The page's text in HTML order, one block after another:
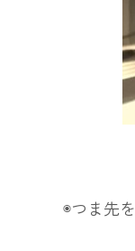
◉つま先